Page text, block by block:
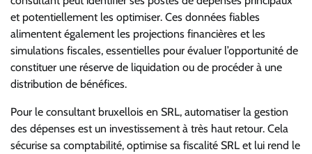
et potentiellement les optimiser. Ces données fiables
alimentent également les projections financières et les
simulations fiscales, essentielles pour évaluer l’opportunité de
constituer une réserve de liquidation ou de procéder à une
distribution de bénéfices.
Pour le consultant bruxellois en SRL, automatiser la gestion
des dépenses est un investissement à très haut retour. Cela
sécurise sa comptabilité, optimise sa fiscalité SRL et lui rend le